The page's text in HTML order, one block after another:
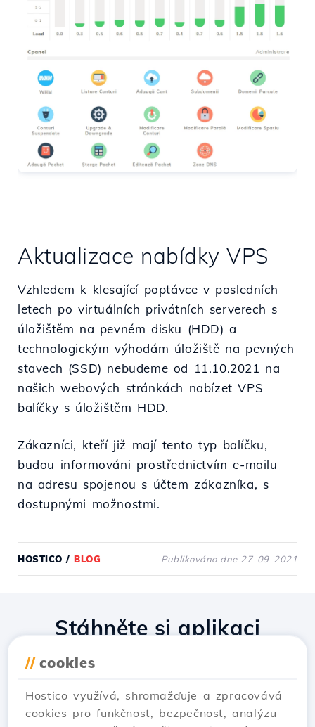
Aktualizace nabídky VPS
Vzhledem k klesající poptávce v posledních
letech po virtuálních privátních serverech s
úložištěm na pevném disku (HDD) a
technologickým výhodám úložiště na pevných
stavech (SSD) nebudeme od 11.10.2021 na
našich webových stránkách nabízet VPS
balíčky s úložištěm HDD.
Zákazníci, kteří již mají tento typ balíčku,
budou informováni prostřednictvím e-mailu
na adresu spojenou s účtem zákazníka, s
dostupnými možnostmi.
HOSTICO / BLOG Publikováno dne 27-09-2021
// cookies
Hostico využívá, shromažďuje a zpracovává
cookies pro funkčnost, bezpečnost, analýzu
Stáhněte si aplikaci